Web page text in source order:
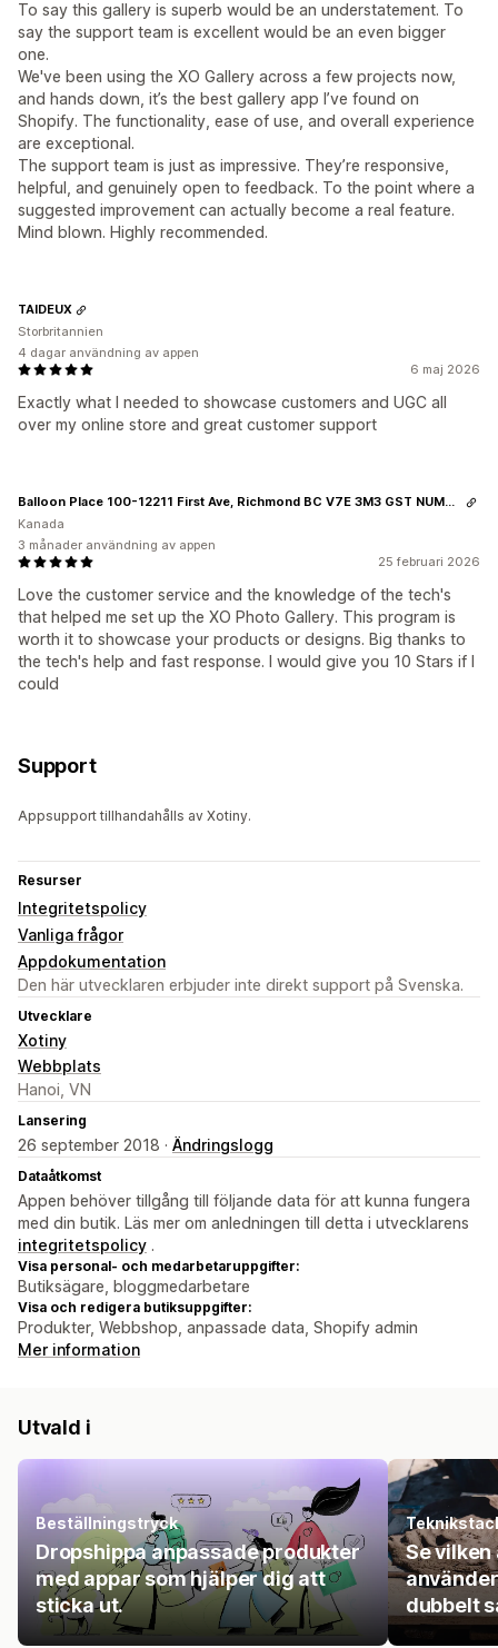
To say this gallery is superb would be an understatement. To
say the support team is excellent would be an even bigger
one.
We've been using the XO Gallery across a few projects now,
and hands down, it’s the best gallery app I’ve found on
Shopify. The functionality, ease of use, and overall experience
are exceptional.
The support team is just as impressive. They’re responsive,
helpful, and genuinely open to feedback. To the point where a
suggested improvement can actually become a real feature.
Mind blown. Highly recommended.
6 maj 2026
Exactly what I needed to showcase customers and UGC all
over my online store and great customer support
TAIDEUX
Storbritannien
4 dagar användning av appen
25 februari 2026
Love the customer service and the knowledge of the tech's
that helped me set up the XO Photo Gallery. This program is
worth it to showcase your products or designs. Big thanks to
the tech's help and fast response. I would give you 10 Stars if I
could
Balloon Place 100-12211 First Ave, Richmond BC V7E 3M3 GST NUMBER 813999539
Kanada
3 månader användning av appen
Support
Appsupport tillhandahålls av Xotiny.
Resurser
Integritetspolicy
Vanliga frågor
Appdokumentation
Den här utvecklaren erbjuder inte direkt support på Svenska.
Utvecklare
Xotiny
Webbplats
Hanoi, VN
Lansering
26 september 2018 · Ändringslogg
Dataåtkomst
Appen behöver tillgång till följande data för att kunna fungera
med din butik. Läs mer om anledningen till detta i utvecklarens
integritetspolicy .
Visa personal- och medarbetaruppgifter:
Butiksägare, bloggmedarbetare
Visa och redigera butiksuppgifter:
Produkter, Webbshop, anpassade data, Shopify admin
Mer information
Utvald i
Beställningstryck
Dropshippa anpassade produkter
med appar som hjälper dig att
sticka ut.
Se
dubbelt